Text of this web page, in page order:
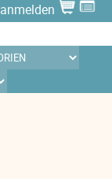
anmelden